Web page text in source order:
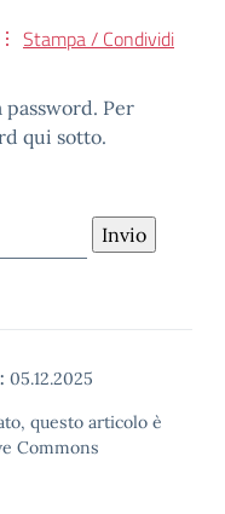
Stampa / Condividi
Per
qui sotto.
05.12.2025
questo articolo è
Commons